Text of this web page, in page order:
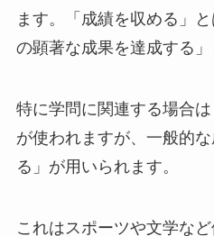
ます。「成績を収める」
の顕著な成果を達成する」
特に学問に関連する場合
が使われますが、一般的
る」が用いられます。
これはスポーツや文学な